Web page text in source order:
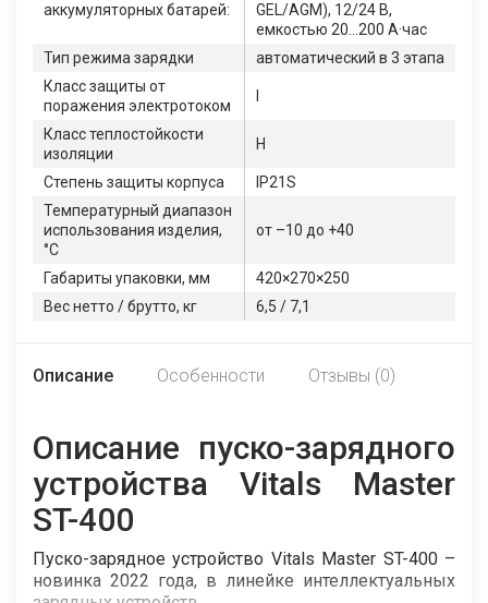
аккумуляторных батарей:
GEL/AGM), 12/24 В,
емкостью 20…200 А·час
Тип режима зарядки
автоматический в 3 этапа
Класс защиты от
поражения электротоком
Класс теплостойкости
изоляции
H
Степень защиты корпуса
IP21S
Температурный диапазон
использования изделия,
°C
от –10 до +40
Габариты упаковки, мм
420×270×250
Вес нетто / брутто, кг
6,5 / 7,1
Описание Особенности Отзывы (0)
Описание пуско-зарядного
устройства Vitals Master
ST-400
Пуско-зарядное устройство Vitals Master ST-400 –
новинка 2022 года, в линейке интеллектуальных